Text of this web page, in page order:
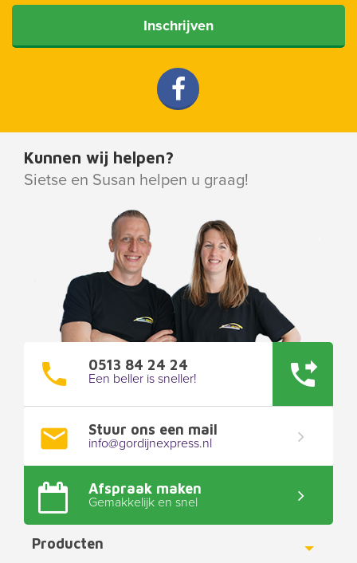
Inschrijven
Kunnen wij helpen?
Sietse en Susan helpen u graag!
0513 84 24 24
Een beller is sneller!
Stuur ons een mail
info@gordijnexpress.nl
Afspraak maken
Gemakkelijk en snel
Producten
Toggle